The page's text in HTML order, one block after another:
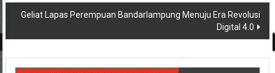
Geliat Lapas Perempuan Bandarlampung Menuju Era Revolusi
Digital 4.0